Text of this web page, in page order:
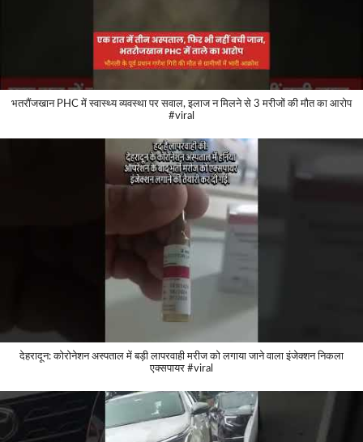
भतरौंजखान PHC में स्वास्थ्य व्यवस्था पर सवाल, इलाज न मिलने से 3 मरीजों की मौत का आरोप
#viral
देहरादून: कोरोनेशन अस्पताल में बड़ी लापरवाही मरीज को लगाया जाने वाला इंजेक्शन निकला
एक्सपायर #viral